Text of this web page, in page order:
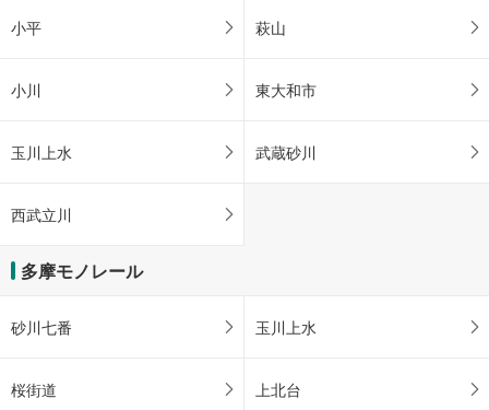
小平 萩山
小川 東大和市
玉川上水 武蔵砂川
西武立川
多摩モノレール
砂川七番 玉川上水
桜街道 上北台